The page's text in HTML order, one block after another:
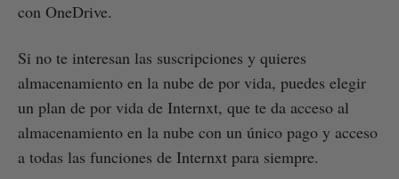
con OneDrive.
Si no te interesan las suscripciones y quieres
almacenamiento en la nube de por vida, puedes elegir
un plan de por vida de Internxt, que te da acceso al
almacenamiento en la nube con un único pago y acceso
a todas las funciones de Internxt para siempre.